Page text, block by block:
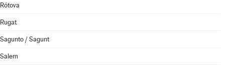
Rótova
Rugat
Sagunto / Sagunt
Salem